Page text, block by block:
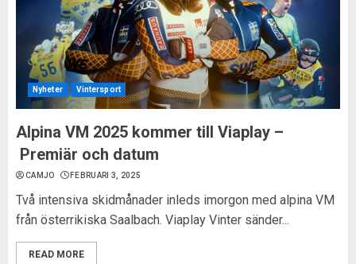
Nyheter Vintersport
Alpina VM 2025 kommer till Viaplay –
Premiär och datum
CAMJO FEBRUARI 3, 2025
Två intensiva skidmånader inleds imorgon med alpina VM
från österrikiska Saalbach. Viaplay Vinter sänder...
READ MORE